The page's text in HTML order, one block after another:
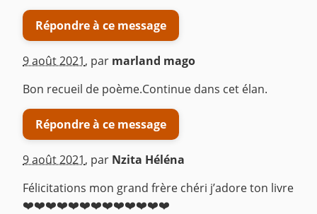
Répondre à ce message
9 août 2021, par marland mago
Bon recueil de poème.Continue dans cet élan.
Répondre à ce message
9 août 2021, par Nzita Héléna
Félicitations mon grand frère chéri j’adore ton livre
❤️❤️❤️❤️❤️❤️❤️❤️❤️❤️❤️❤️❤️